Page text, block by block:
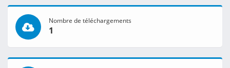
Nombre de téléchargements
1